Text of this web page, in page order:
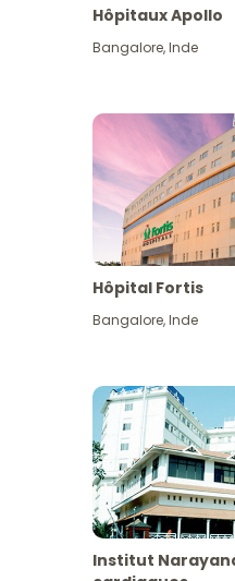
Hôpitaux Apollo
Bangalore,Inde
Hôpital Fortis
Bangalore,Inde
Institut